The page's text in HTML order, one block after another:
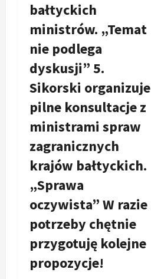
bałtyckich
ministrów. „Temat
nie podlega
dyskusji” 5.
Sikorski organizuje
pilne konsultacje z
ministrami spraw
zagranicznych
krajów bałtyckich.
„Sprawa
oczywista” W razie
potrzeby chętnie
przygotuję kolejne
propozycje!